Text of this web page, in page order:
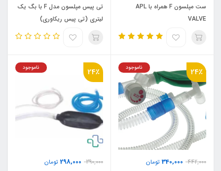
ست مپلسون F همراه با APL
VALVE
تی پیس مپلسون مدل F با بگ یک
لیتری (تی پیس ریکاوری)
24٪
442,000
340,000 تومان
ناموجود 24٪
390,000
298,000 تومان
ناموجود